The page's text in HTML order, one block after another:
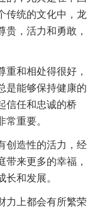
传统的文化中，龙
贵，活力和勇敢，
重和相处得很好，
是能够保持健康的
信任和忠诚的桥
重要。
创造性的活力，经
带来更多的幸福，
和发展。
力上都会有所繁荣